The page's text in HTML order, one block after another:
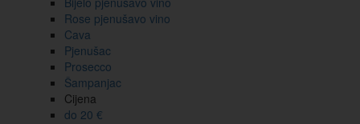
Rose pjenušavo vino
Cava
Pjenušac
Prosecco
Šampanjac
Cijena
do 20 €